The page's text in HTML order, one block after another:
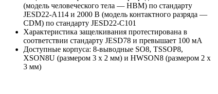
(модель человеческого тела — HBM) по стандарту
JESD22-A114 и 2000 В (модель контактного разряда —
CDM) по стандарту JESD22-C101
Характеристика защелкивания протестирована в
соответствии стандарту JESD78 и превышает 100 мА
Доступные корпуса: 8-выводные SO8, TSSOP8,
XSON8U (размером 3 х 2 мм) и HWSON8 (размером 2 х
3 мм)